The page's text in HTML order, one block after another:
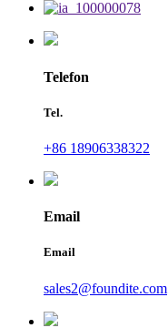
Telefon
Tel.
+86 18906338322
Email
Email
sales2@foundite.com